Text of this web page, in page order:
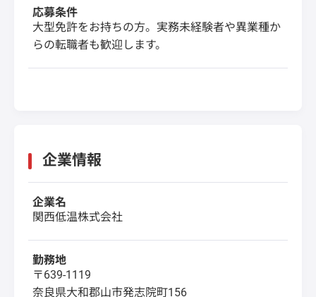
応募条件
大型免許をお持ちの方。実務未経験者や異業種か
らの転職者も歓迎します。
企業情報
企業名
関西低温株式会社
勤務地
〒639-1119
奈良県大和郡山市発志院町156